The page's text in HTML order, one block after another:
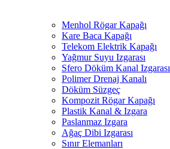
Menhol Rögar Kapağı
Kare Baca Kapağı
Telekom Elektrik Kapağı
Yağmur Suyu Izgarası
Sfero Döküm Kanal Izgarası
Polimer Drenaj Kanalı
Döküm Süzgeç
Kompozit Rögar Kapağı
Plastik Kanal & Izgara
Paslanmaz Izgara
Ağaç Dibi Izgarası
Sınır Elemanları